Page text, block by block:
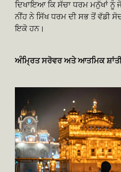
ਦਿਖਾਇਆ ਕਿ ਸੱਚਾ ਧਰਮ ਮਨੁੱਖਾਂ ਨੂੰ
ਨੀਂਹ ਨੇ ਸਿੱਖ ਧਰਮ ਦੀ ਸਭ ਤੋਂ ਵੱਡੀ
ਇਕੋ ਹਨ।
ਅੰਮ੍ਰਿਤ ਸਰੋਵਰ ਅਤੇ ਆਤਮਿਕ